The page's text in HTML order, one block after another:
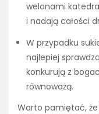
welonami
i nadają całości
W przypadku
najlepiej
konkurują z
równoważą.
Warto pamiętać, że